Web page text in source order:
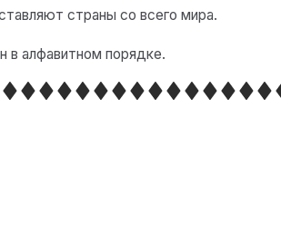
страны со всего мира.
в алфавитном порядке.